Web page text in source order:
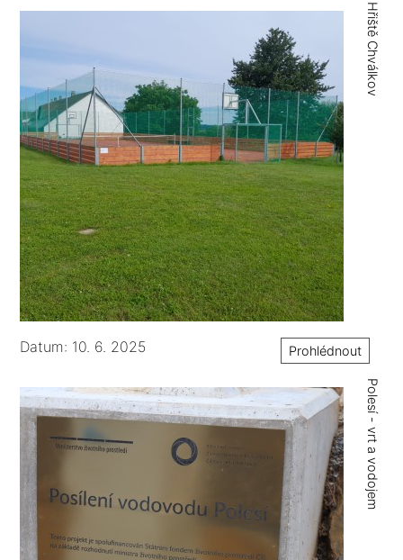
Hřiště Chválkov
Datum: 10. 6. 2025 Prohlédnout
Polesí - vrt a vodojem